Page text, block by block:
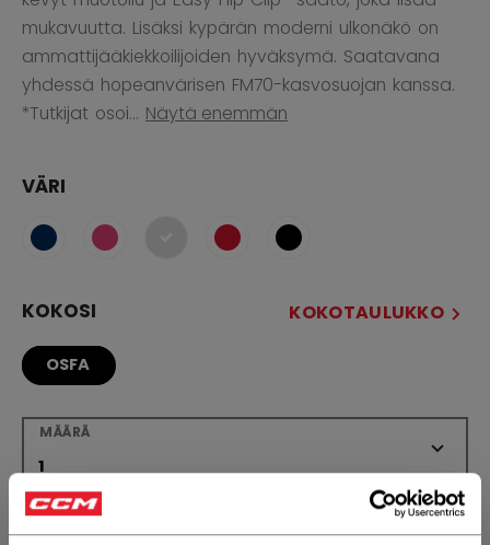
mukavuutta. Lisäksi kypärän moderni ulkonäkö on
ammattijääkiekkoilijoiden hyväksymä. Saatavana
yhdessä hopeanvärisen FM70-kasvosuojan kanssa.
*Tutkijat osoi... Näytä enemmän
VÄRI
selected
KOKOSI KOKOTAULUKKO
OSFA
MÄÄRÄ
LISÄÄ OSTOSKORIIN